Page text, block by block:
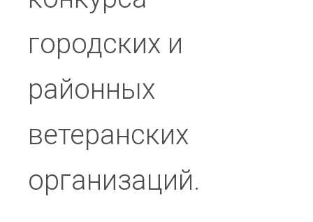
городских и
районных
ветеранских
организаций.